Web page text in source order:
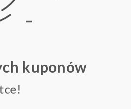
kuponów